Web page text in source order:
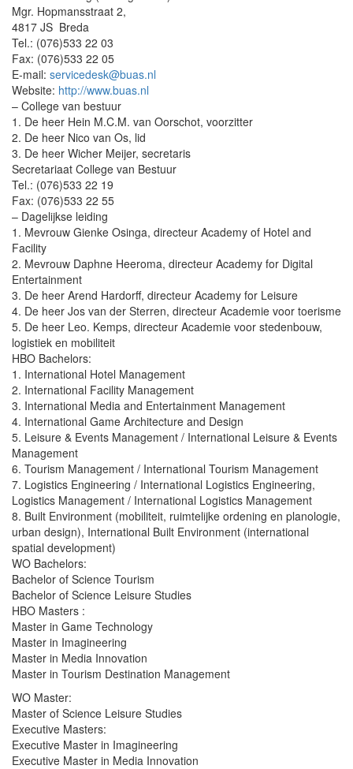
Mgr. Hopmansstraat 2,
4817 JS Breda
Tel.: (076)533 22 03
Fax: (076)533 22 05
E-mail: servicedesk@buas.nl
Website: http://www.buas.nl
– College van bestuur
1. De heer Hein M.C.M. van Oorschot, voorzitter
2. De heer Nico van Os, lid
3. De heer Wicher Meijer, secretaris
Secretariaat College van Bestuur
Tel.: (076)533 22 19
Fax: (076)533 22 55
– Dagelijkse leiding
1. Mevrouw Gienke Osinga, directeur Academy of Hotel and
Facility
2. Mevrouw Daphne Heeroma, directeur Academy for Digital
Entertainment
3. De heer Arend Hardorff, directeur Academy for Leisure
4. De heer Jos van der Sterren, directeur Academie voor toerisme
5. De heer Leo. Kemps, directeur Academie voor stedenbouw,
logistiek en mobiliteit
HBO Bachelors:
1. International Hotel Management
2. International Facility Management
3. International Media and Entertainment Management
4. International Game Architecture and Design
5. Leisure & Events Management / International Leisure & Events
Management
6. Tourism Management / International Tourism Management
7. Logistics Engineering / International Logistics Engineering,
Logistics Management / International Logistics Management
8. Built Environment (mobiliteit, ruimtelijke ordening en planologie,
urban design), International Built Environment (international
spatial development)
WO Bachelors:
Bachelor of Science Tourism
Bachelor of Science Leisure Studies
HBO Masters :
Master in Game Technology
Master in Imagineering
Master in Media Innovation
Master in Tourism Destination Management
WO Master:
Master of Science Leisure Studies
Executive Masters:
Executive Master in Imagineering
Executive Master in Media Innovation